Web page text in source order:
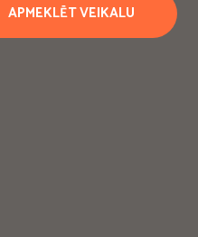
APMEKLĒT VEIKALU